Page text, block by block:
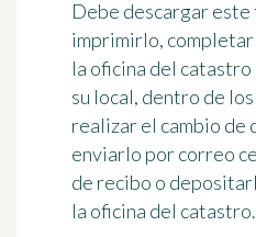
Debe descargar
imprimirlo,
la oficina del catastro
su local, dentro de
realizar el cambio de
enviarlo por correo
de recibo o
la oficina del catastro.